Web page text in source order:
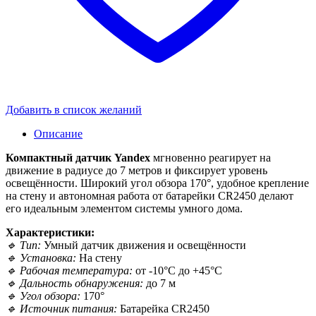
Добавить в список желаний
Описание
Компактный датчик Yandex мгновенно реагирует на
движение в радиусе до 7 метров и фиксирует уровень
освещённости. Широкий угол обзора 170°, удобное крепление
на стену и автономная работа от батарейки CR2450 делают
его идеальным элементом системы умного дома.
Характеристики:
🔹 Тип: Умный датчик движения и освещённости
🔹 Установка: На стену
🔹 Рабочая температура: от -10°C до +45°C
🔹 Дальность обнаружения: до 7 м
🔹 Угол обзора: 170°
🔹 Источник питания: Батарейка CR2450